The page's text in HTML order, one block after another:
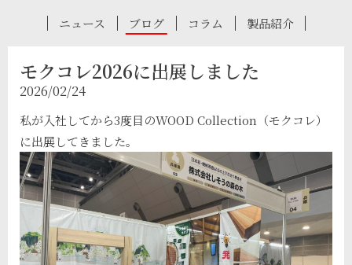
ニュース ブログ コラム 製品紹介
モクコレ2026に出展しました
2026/02/24
私が入社してから3度目のWOOD Collection（モクコレ）
に出展してきました。